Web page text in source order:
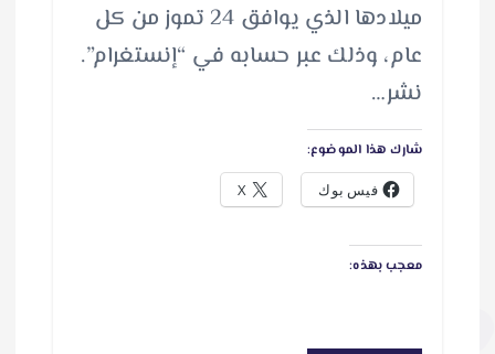
ميلادها الذي يوافق 24 تموز من كل
عام، وذلك عبر حسابه في “إنستغرام”.
نشر…
شارك هذا الموضوع:
فيس بوك X
معجب بهذه: